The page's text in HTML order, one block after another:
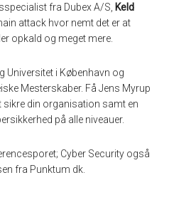
fra Dubex A/S, Keld
attack hvor nemt det er at
opkald og meget mere.
Universitet i København og
Mesterskaber. Få Jens Myrup
sikre din organisation samt en
på alle niveauer.
Cyber Security også
fra Punktum dk.